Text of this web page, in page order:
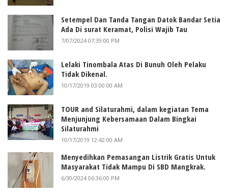
Setempel Dan Tanda Tangan Datok Bandar Setia
Ada Di surat Keramat, Polisi Wajib Tau
7/07/2024 07:39:00 PM
Lelaki Tinombala Atas Di Bunuh Oleh Pelaku
Tidak Dikenal.
10/17/2019 03:00:00 AM
TOUR and Silaturahmi, dalam kegiatan Tema
Menjunjung Kebersamaan Dalam Bingkai
Silaturahmi
10/17/2019 12:42:00 AM
Menyedihkan Pemasangan Listrik Gratis Untuk
Masyarakat Tidak Mampu Di SBD Mangkrak.
6/30/2024 06:36:00 PM